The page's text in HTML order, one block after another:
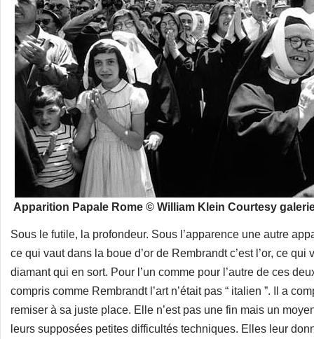
Apparition Papale Rome © William Klein Courtesy
Sous le futile, la profondeur. Sous l’apparence une autre
ce qui vaut dans la boue d’or de Rembrandt c’est l’or, ce
diamant qui en sort. Pour l’un comme pour l’autre de ces
compris comme Rembrandt l’art n’était pas “ italien ”. Il a
remiser à sa juste place. Elle n’est pas une fin mais un
leurs supposées petites difficultés techniques. Elles leur